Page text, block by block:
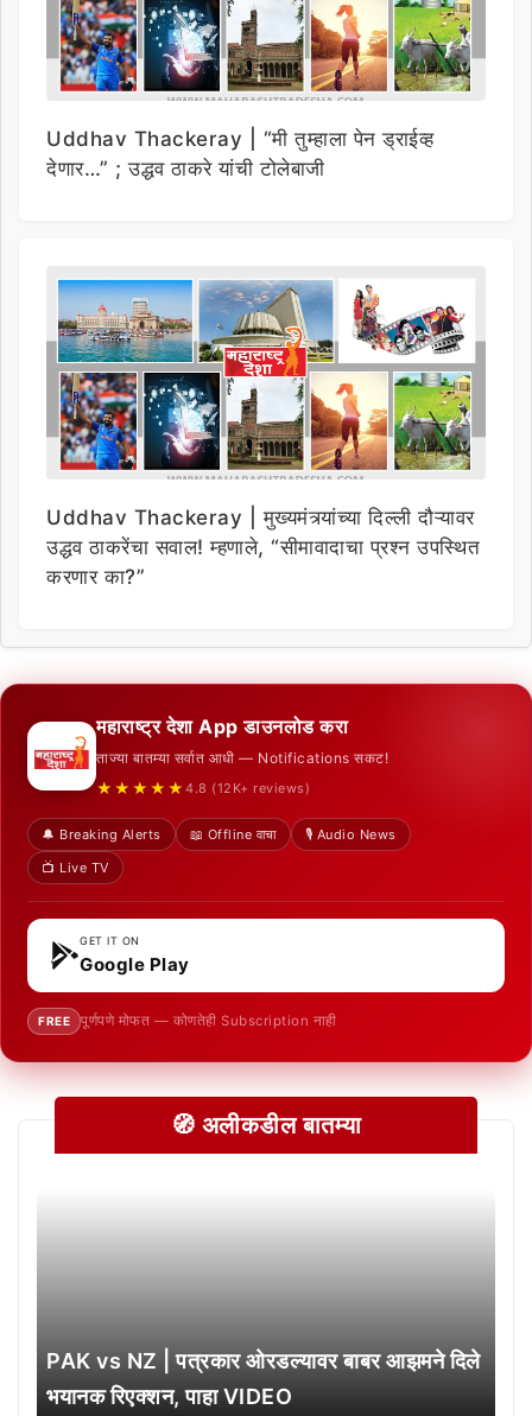
Uddhav Thackeray | “मी तुम्हाला पेन ड्राईव्ह
देणार…” ; उद्धव ठाकरे यांची टोलेबाजी
Uddhav Thackeray | मुख्यमंत्र्यांच्या दिल्ली दौऱ्यावर
उद्धव ठाकरेंचा सवाल! म्हणाले, “सीमावादाचा प्रश्न उपस्थित
करणार का?”
महाराष्ट्र देशा App डाउनलोड करा
ताज्या बातम्या सर्वात आधी — Notifications सकट!
★★★★★ 4.8 (12K+ reviews)
🔔 Breaking Alerts 📖 Offline वाचा
🎙️ Audio News
📺 Live TV
GET IT ON
Google Play
FREE पूर्णपणे मोफत — कोणतेही Subscription नाही
🧭 अलीकडील बातम्या
PAK vs NZ | पत्रकार ओरडल्यावर बाबर आझमने दिले
भयानक रिएक्शन, पाहा VIDEO